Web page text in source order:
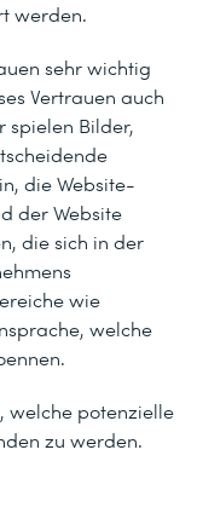
werden.
sehr wichtig
Vertrauen auch
spielen Bilder,
die Website-
der Website
die sich in der
wie
welche
welche potenzielle
zu werden.